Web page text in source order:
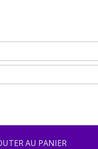
AU PANIER